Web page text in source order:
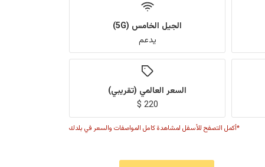
الجيل الخامس (5G)
يدعم
السعر العالمي (تقريبي)
220 $
*أكمل التصفح للأسفل لمشاهدة كامل المواصفات والسعر في بلدك